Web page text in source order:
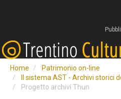
Home
Patrimonio on-line
Il sistema AST - Archivi storici
Progetto archivi Thun